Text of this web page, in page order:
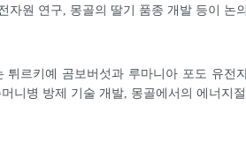
자원 연구, 몽골의 딸기 품종 개발 등이 논
튀르키예 곰보버섯과 루마니아 포도 유전
니병 방제 기술 개발, 몽골에서의 에너지